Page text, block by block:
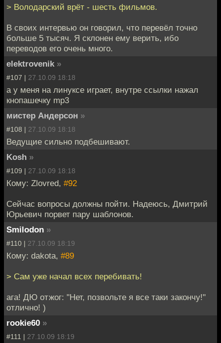
> Володарский врёт - шесть фильмов.
В своих интервью он говорил, что перевёл точно
больше 5 тысяч. Я склонен ему верить, ибо
переводов его очень много.
elektrovenik »
#107 | 27.10.09 18:18
а у меня на линуксе играет, внутре ссылки нажал
кнопашечку mp3
мистер Андерсон »
#108 | 27.10.09 18:18
Ведущие сильно подбешивают.
Kosh »
#109 | 27.10.09 18:18
Кому: Zlovred, #92
Сейчас вопросы должны пойти. Надеюсь, Дмитрий
Юрьевич порвет пару шаблонов.
Smilodon »
#110 | 27.10.09 18:19
Кому: dakota, #89
> Сам уже начал всех перебивать!
ага! ДЮ отжог: "Нет, позвольте я все таки закончу!"
отлично! )
rookie60 »
#111 | 27.10.09 18:19